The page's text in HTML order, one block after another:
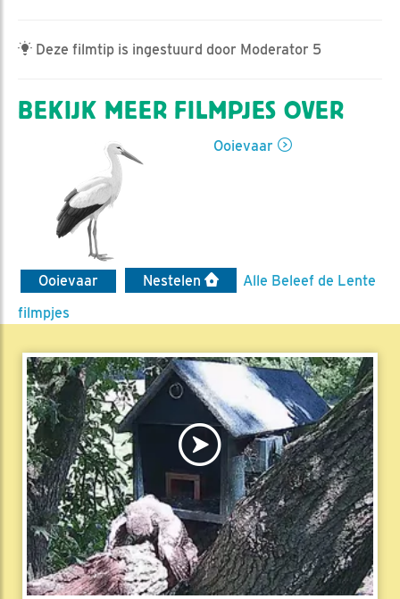
Deze filmtip is ingestuurd door Moderator 5
BEKIJK MEER FILMPJES OVER
Ooievaar
Ooievaar Nestelen
Alle Beleef de Lente
filmpjes